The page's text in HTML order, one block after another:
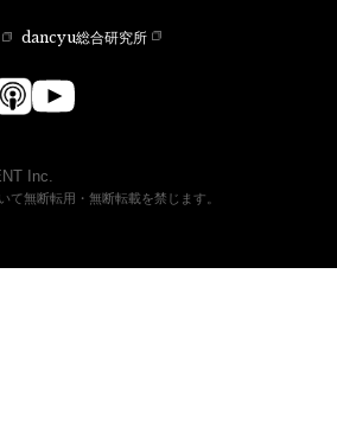
dancyu総合研究所
Inc.
て無断転用・無断転載を禁じます。